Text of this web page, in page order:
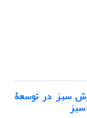
سبز در توسعۀ
سبز